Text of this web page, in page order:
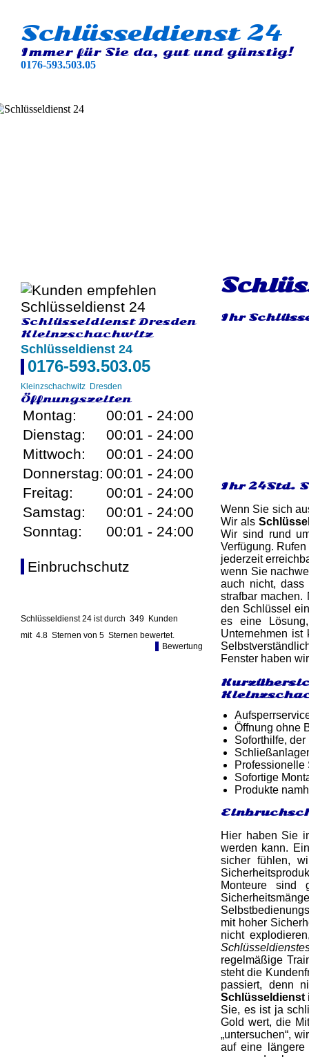
Schlüsseldienst 24
Immer für Sie da, gut und günstig!
0176-593.503.05
Schlüsseldienst Dresden
Kleinzschachwitz
Schlüsseldienst 24
0176-593.503.05
Kleinzschachwitz Dresden
Öffnungszeiten
Montag:
00:01 - 24:00
Dienstag:
00:01 - 24:00
Mittwoch:
00:01 - 24:00
Donnerstag: 00:01 - 24:00
Freitag:
00:01 - 24:00
Samstag:
00:01 - 24:00
Sonntag:
00:01 - 24:00
Einbruchschutz
Schlüsseldienst 24 ist durch 349 Kunden
mit 4.8 Sternen von 5 Sternen bewertet.
Bewertung
Ihr
Ihr 24Std.
Wenn Sie sich
Wir als
Wir sind rund
Verfügung.
jederzeit
wenn Sie
auch nicht, dass
strafbar machen.
den Schlüssel
es eine
Unternehmen
Fenster haben
Öffnung ohne
Soforthilfe,
Professionelle
Sofortige
Produkte
Hier haben Sie
werden kann.
sicher fühlen,
Monteure sind
mit hoher
nicht
regelmäßige
steht die
passiert, denn
Schlüsseldienst
Sie, es ist ja
Gold wert, die
„untersuchen“,
auf eine längere